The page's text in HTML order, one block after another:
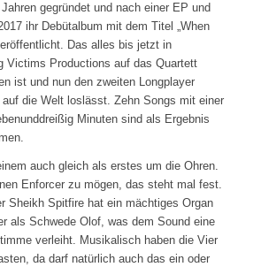
gegründet und nach einer EP und
ihr Debütalbum mit dem Titel „When
Das alles bis jetzt in
Victims Productions auf das Quartett
ist und nun den zweiten Longplayer
auf die Welt loslässt. Zehn Songs mit einer
Minuten sind als Ergebnis
auch gleich als erstes um die Ohren.
Enforcer zu mögen, das steht mal fest.
Sheikh Spitfire hat ein mächtiges Organ
als Schwede Olof, was dem Sound eine
verleiht. Musikalisch haben die Vier
da darf natürlich auch das ein oder